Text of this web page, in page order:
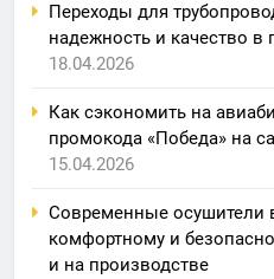
Переходы для
надежность и качество в
18.04.2026
Как сэкономить на
промокода «Победа» на
15.04.2026
Современные осушители
комфортному и
и на производстве